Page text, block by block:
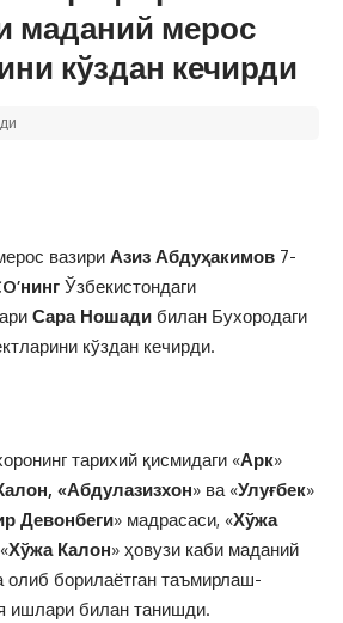
маданий мерос
кўздан кечирди
вазири Азиз Абдуҳакимов 7-
Ўзбекистондаги
Сара Ношади билан Бухородаги
кўздан кечирди.
тарихий қисмидаги «Арк»
«Абдулазизхон» ва «Улуғбек»
Девонбеги» мадрасаси, «Хўжа
Хўжа Калон» ҳовузи каби маданий
олиб борилаётган таъмирлаш-
ишлари билан танишди.